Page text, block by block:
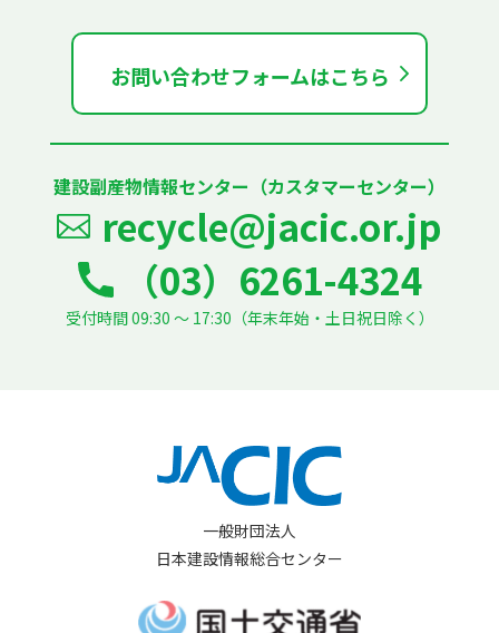
お問い合わせフォームはこちら
建設副産物情報センター（カスタマーセンター）
recycle@jacic.or.jp
（03）6261-4324
受付時間 09:30 ～ 17:30（年末年始・土日祝日除く）
一般財団法人
日本建設情報総合センター